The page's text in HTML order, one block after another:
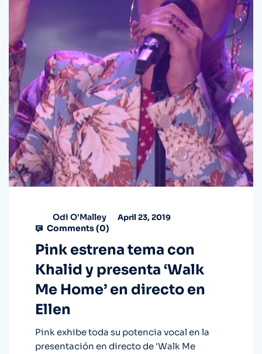
Odi O'Malley April 23, 2019
Comments (0)
Pink estrena tema con
Khalid y presenta ‘Walk
Me Home’ en directo en
Ellen
Pink exhibe toda su potencia vocal en la
presentación en directo de 'Walk Me